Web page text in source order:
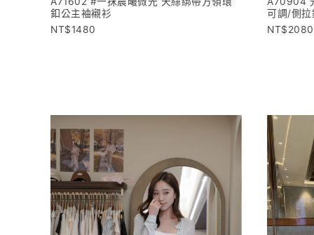
釦公主袖襯衫
1480
可調/側拉
2080